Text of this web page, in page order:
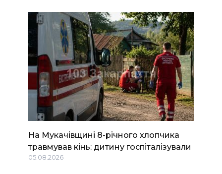
На Мукачівщині 8-річного хлопчика
травмував кінь: дитину госпіталізували
05.08.2026